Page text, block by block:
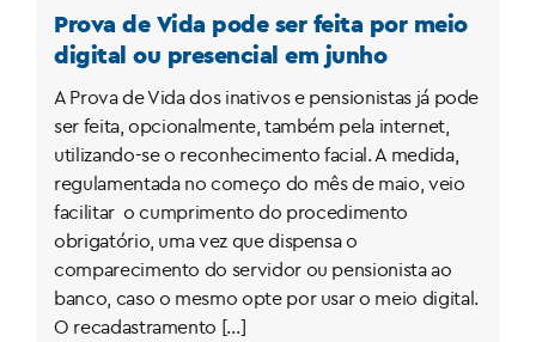
Prova de Vida pode ser feita por meio
digital ou presencial em junho
A Prova de Vida dos inativos e pensionistas já pode
ser feita, opcionalmente, também pela internet,
utilizando-se o reconhecimento facial. A medida,
regulamentada no começo do mês de maio, veio
facilitar o cumprimento do procedimento
obrigatório, uma vez que dispensa o
comparecimento do servidor ou pensionista ao
banco, caso o mesmo opte por usar o meio digital.
O recadastramento […]